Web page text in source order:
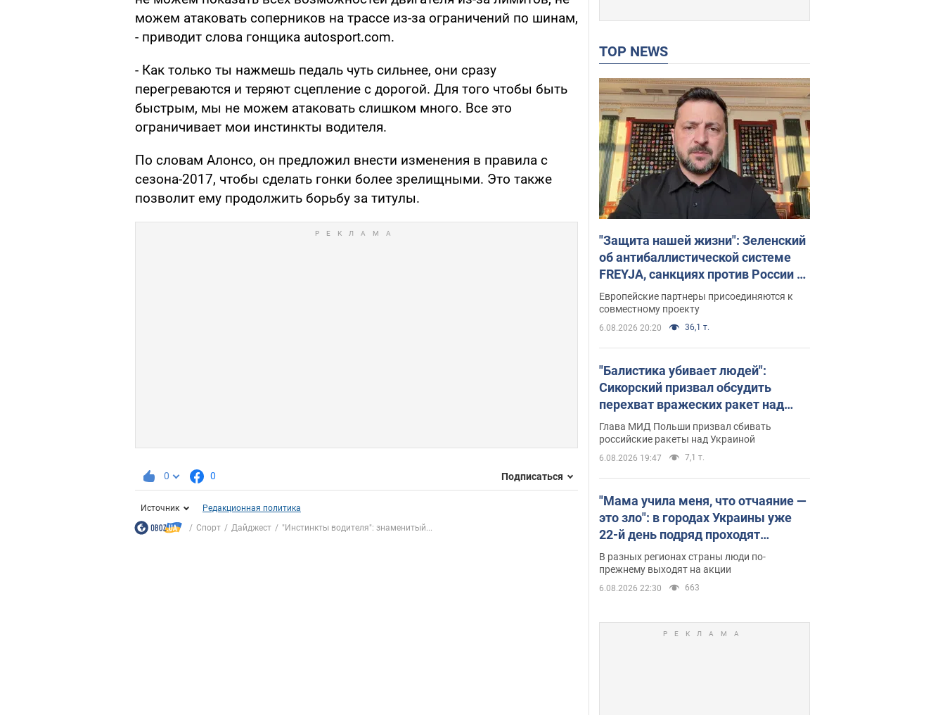
можем атаковать соперников на трассе из-за ограничений по шинам,
- приводит слова гонщика autosport.com.
- Как только ты нажмешь педаль чуть сильнее, они сразу
перегреваются и теряют сцепление с дорогой. Для того чтобы быть
быстрым, мы не можем атаковать слишком много. Все это
ограничивает мои инстинкты водителя.
По словам Алонсо, он предложил внести изменения в правила с
сезона-2017, чтобы сделать гонки более зрелищными. Это также
позволит ему продолжить борьбу за титулы.
0 0 Подписаться
Источник
Редакционная политика
Спорт
Дайджест "Инстинкты водителя": знаменитый...
TOP NEWS
"Защита нашей жизни": Зеленский
об антибаллистической системе
FREYJA, санкциях против России и
поддержке аграриев. Видео
Европейские партнеры присоединяются к
совместному проекту
6.08.2026 20:20 36,1 т.
"Балистика убивает людей":
Сикорский призвал обсудить
перехват вражеских ракет над
Украиной
Глава МИД Польши призвал сбивать
российские ракеты над Украиной
6.08.2026 19:47 7,1 т.
"Мама учила меня, что отчаяние —
это зло": в городах Украины уже
22-й день подряд проходят
массовые митинги за
возвращение Федорова. Фото и
видео
В разных регионах страны люди по-
прежнему выходят на акции
6.08.2026 22:30 663